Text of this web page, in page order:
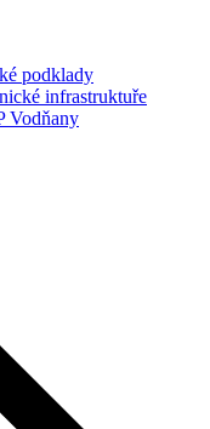
podklady
infrastruktuře
Vodňany